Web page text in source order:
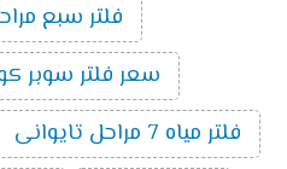
فلتر سبع
سعر فلتر سوبر
فلتر مياه 7 مراحل تايوانى